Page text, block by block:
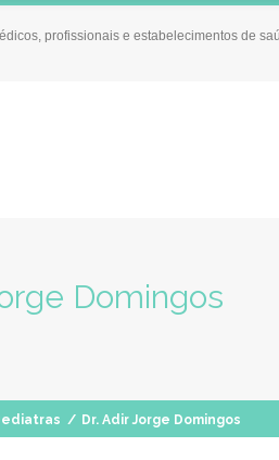
profissionais e estabelecimentos de
Domingos
/ Dr. Adir Jorge Domingos